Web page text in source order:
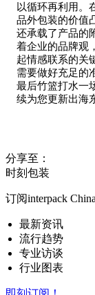
以循环再利用。
品外包装的价值
还承载了产品的
着企业的品牌观
起情感联系的关
需要做好充足的
最后竹篮打水一
续为您更新出海
分享至：
时刻包装
订阅interpack
最新资讯
流行趋势
专业访谈
行业图表